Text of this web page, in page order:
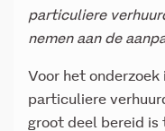
particuliere
nemen aan de
Voor het
particuliere
groot deel bereid is